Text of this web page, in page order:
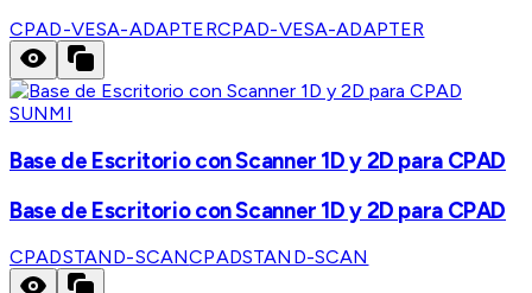
CPAD-VESA-ADAPTERCPAD-VESA-ADAPTER
SUNMI
Base de Escritorio con Scanner 1D y 2D para CPAD
Base de Escritorio con Scanner 1D y 2D para CPAD
CPADSTAND-SCANCPADSTAND-SCAN